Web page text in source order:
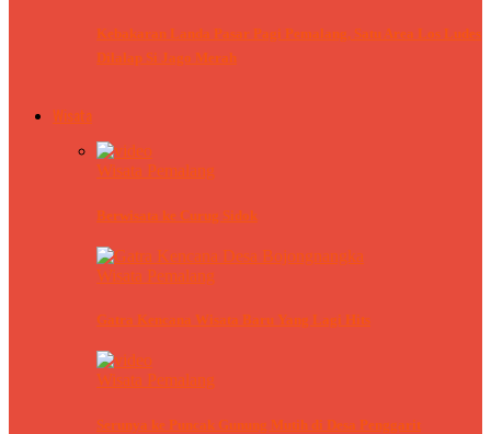
Kebakaran Landa Pasar Pagi Pemalang, Satu Area Los Ludes
Dilalap Si Jago Merah
Wisata
Wisata Pemalang
Berwisata ke Curug Sidok
Wisata Pemalang
Gatra Kencana Wisata Baru Yang Lagi Hits
Wisata Pemalang
Serunya ke Puncak Gunung Mutih di Desa Penggarit